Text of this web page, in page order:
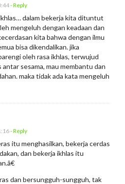
- Reply
dalam bekerja kita dituntut
mengeluh dengan keadaan dan
kita bahwa dengan ilmu
bisa dikendalikan. jika
oleh rasa ikhlas, terwujud
antar sesama, mau membantu dan
maka tidak ada kata mengeluh
- Reply
itu menghasilkan, bekerja cerdas
dan bekerja ikhlas itu
dan bersungguh-sungguh, tak